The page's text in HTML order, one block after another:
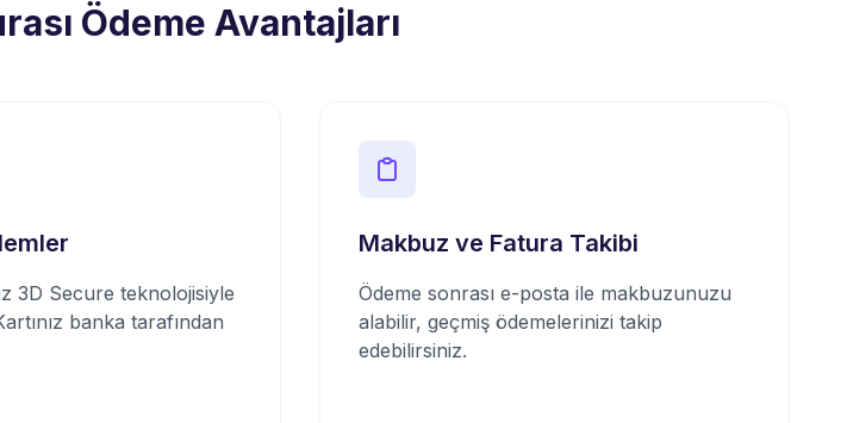
Ödeme Avantajları
3D Secure teknolojisiyle
banka tarafından
Makbuz ve Fatura Takibi
Ödeme sonrası e-posta ile makbuzunuzu
alabilir, geçmiş ödemelerinizi takip
edebilirsiniz.